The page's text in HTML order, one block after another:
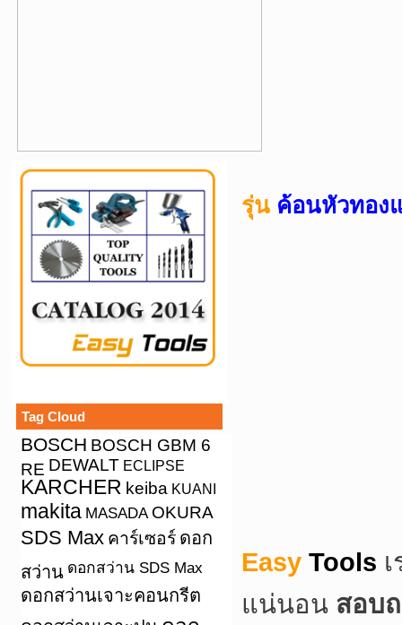
Tag Cloud
BOSCH BOSCH GBM 6
RE DEWALT ECLIPSE
KARCHER keiba KUANI
makita MASADA OKURA
SDS Max คาร์เซอร์ ดอก
สว่าน ดอกสว่าน SDS Max
ดอกสว่านเจาะคอนกรีต
รุ่น ค้อนหัวทอง
Easy Tools
แน่นอน สอบ